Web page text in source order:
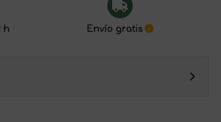
h Envío gratis